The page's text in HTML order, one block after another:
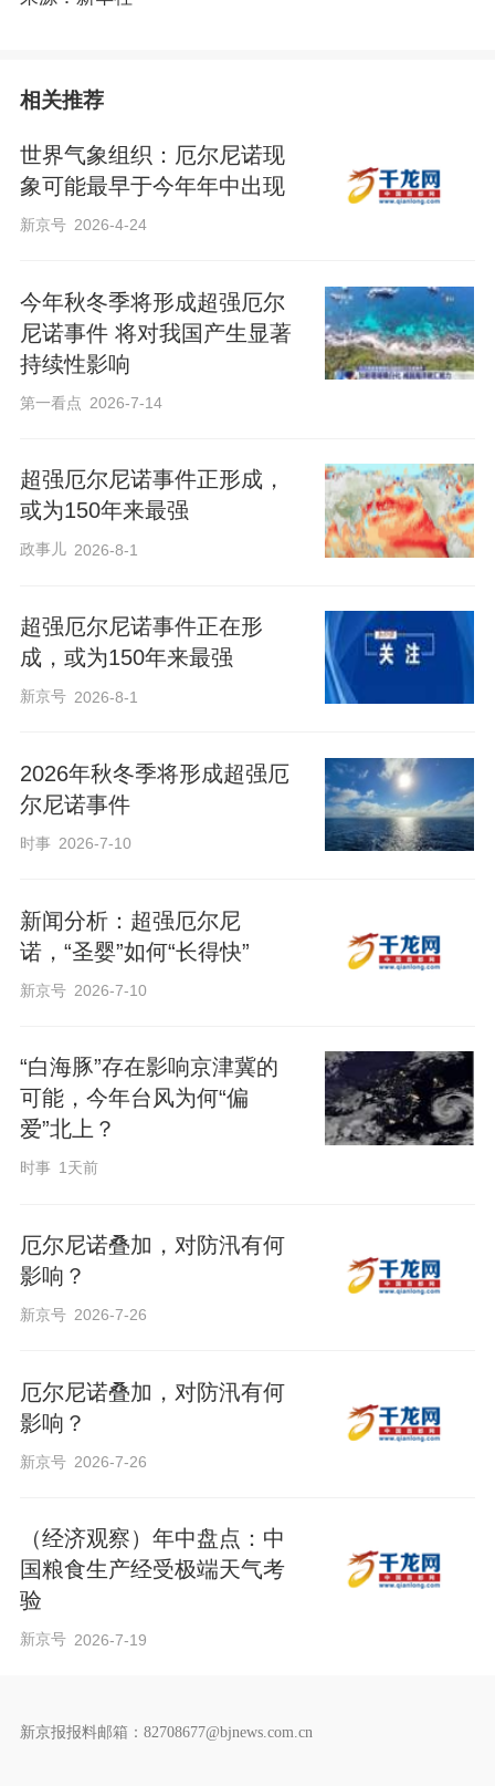
相关推荐
世界气象组织：厄尔尼诺现
象可能最早于今年年中出现
新京号 2026-4-24
今年秋冬季将形成超强厄尔
尼诺事件 将对我国产生显著
持续性影响
第一看点 2026-7-14
超强厄尔尼诺事件正形成，
或为150年来最强
政事儿 2026-8-1
超强厄尔尼诺事件正在形
成，或为150年来最强
新京号 2026-8-1
2026年秋冬季将形成超强厄
尔尼诺事件
时事 2026-7-10
新闻分析：超强厄尔尼
诺，“圣婴”如何“长得快”
新京号 2026-7-10
“白海豚”存在影响京津冀的
可能，今年台风为何“偏
爱”北上？
时事 1天前
厄尔尼诺叠加，对防汛有何
影响？
新京号 2026-7-26
厄尔尼诺叠加，对防汛有何
影响？
新京号 2026-7-26
（经济观察）年中盘点：中
国粮食生产经受极端天气考
验
新京号 2026-7-19
新京报报料邮箱：82708677@bjnews.com.cn